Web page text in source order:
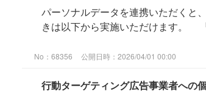
パーソナルデータを連携いただくと
きは以下から実施いただけます。
No：68356 公開日時：2026/04/01 00:00
行動ターゲティング広告事業者への